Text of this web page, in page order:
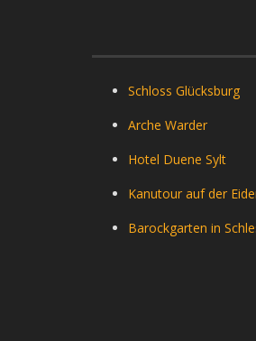
Schloss Glücksburg
Arche Warder
Hotel Duene Sylt
Kanutour auf der
Barockgarten in